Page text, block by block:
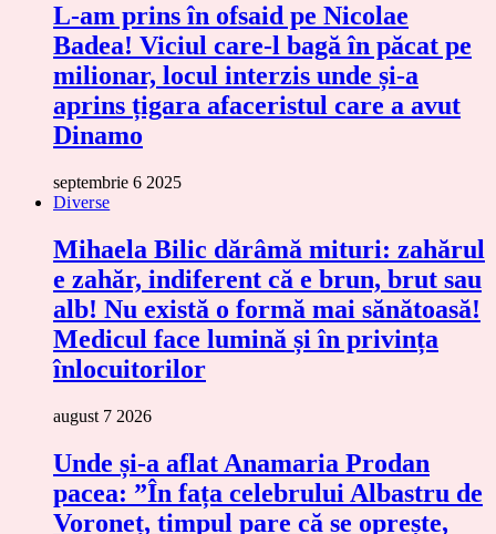
L-am prins în ofsaid pe Nicolae
Badea! Viciul care-l bagă în păcat pe
milionar, locul interzis unde și-a
aprins țigara afaceristul care a avut
Dinamo
septembrie 6 2025
Diverse
Mihaela Bilic dărâmă mituri: zahărul
e zahăr, indiferent că e brun, brut sau
alb! Nu există o formă mai sănătoasă!
Medicul face lumină și în privința
înlocuitorilor
august 7 2026
Unde și-a aflat Anamaria Prodan
pacea: ”În fața celebrului Albastru de
Voroneț, timpul pare că se oprește,